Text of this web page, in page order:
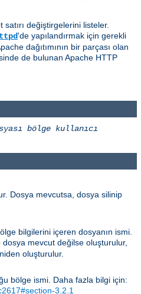
satırı değiştirgelerini listeler.
'de yapılandırmak için gerekli
dağıtımının bir parçası olan
de bulunan Apache HTTP
bölge kullanıcı
Dosya mevcutsa, dosya silinip
bilgilerini içeren dosyanın ismi.
mevcut değilse oluşturulur,
oluşturulur.
bölge ismi. Daha fazla bilgi için:
3.2.1